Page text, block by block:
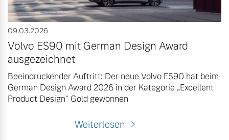
09.03.2026
Volvo ES90 mit German Design Award
ausgezeichnet
Beeindruckender Auftritt: Der neue Volvo ES90 hat beim
German Design Award 2026 in der Kategorie „Excellent
Product Design“ Gold gewonnen
Weiterlesen